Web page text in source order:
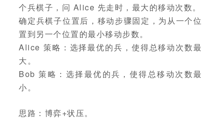
个兵棋子，问 Alice 先走时，最大的移动次数。
确定兵棋子位置后，移动步骤固定，为从一个位
置到另一个位置的最小移动步数。
Alice 策略：选择最优的兵，使得总移动次数最
大。
Bob 策略：选择最优的兵，使得总移动次数最
小。
思路：博弈+状压。